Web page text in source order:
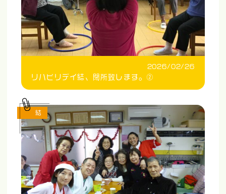
2026/02/26
リハビリデイ結、閉所致します。②
結